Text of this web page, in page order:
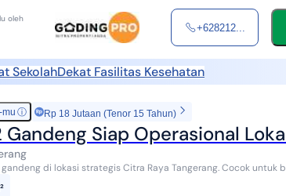
oleh
+628212...
SekolahDekat Fasilitas Kesehatan
ⓘ Rp 18 Jutaan (Tenor 15 Tahun)
Gandeng Siap Operasional
di lokasi strategis Citra Raya Tangerang. Cocok untuk
klinik, tok...